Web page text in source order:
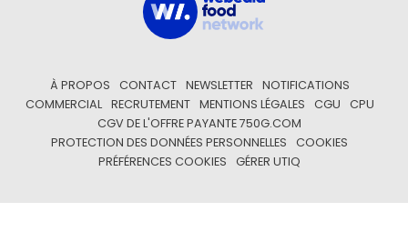
À PROPOS CONTACT NEWSLETTER
NOTIFICATIONS
COMMERCIAL
RECRUTEMENT MENTIONS LÉGALES CGU
CPU
CGV DE L'OFFRE PAYANTE 750G.COM
PROTECTION DES DONNÉES PERSONNELLES
COOKIES
PRÉFÉRENCES COOKIES
GÉRER UTIQ